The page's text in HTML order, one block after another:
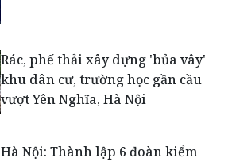
Rác, phế thải xây dựng 'bủa vây'
khu dân cư, trường học gần cầu
vượt Yên Nghĩa, Hà Nội
Hà Nội: Thành lập 6 đoàn kiểm